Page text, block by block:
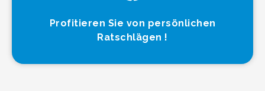
Profitieren Sie von persönlichen
Ratschlägen !